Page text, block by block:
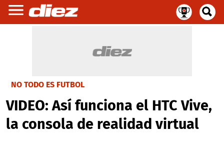
NO TODO ES FUTBOL
VIDEO: Así funciona el HTC Vive,
la consola de realidad virtual